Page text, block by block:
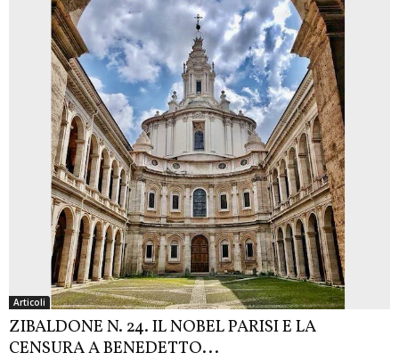
Articoli
ZIBALDONE N. 24. IL NOBEL PARISI E LA
CENSURA A BENEDETTO...